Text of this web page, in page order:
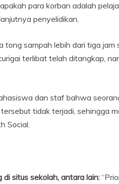
para korban adalah
penyelidikan.
tong sampah lebih dari tiga jam
terlibat telah ditangkap,
dan staf bahwa
tidak terjadi, sehingga
Social.
situs sekolah, antara lain: